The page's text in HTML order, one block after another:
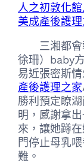
人之初敦化
美成產後護
三湘都
徐珊）baby
易近張密斯
產後護理之家
勝利預定瞭
明，感謝拿
來，讓她蹲
門停止母乳
難。